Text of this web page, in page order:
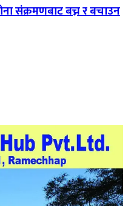
स‌ंक्रमणबाट बच्न र बचाउन